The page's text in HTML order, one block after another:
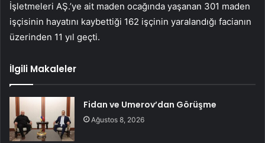
İşletmeleri AŞ.’ye ait maden ocağında yaşanan 301 maden
işçisinin hayatını kaybettiği 162 işçinin yaralandığı facianın
üzerinden 11 yıl geçti.
İlgili Makaleler
Fidan ve Umerov’dan Görüşme
Ağustos 8, 2026